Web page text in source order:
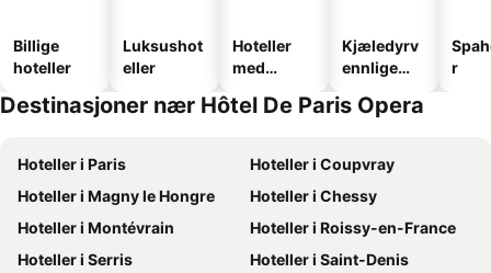
Billige
hoteller
Luksushot
eller
Hoteller
med
Kjæledyrv
ennlige
r
Destinasjoner nær Hôtel De Paris Opera
Hoteller i Paris
Hoteller i Coupvray
Hoteller i Magny le Hongre
Hoteller i Chessy
Hoteller i Montévrain
Hoteller i Roissy-en-France
Hoteller i Serris
Hoteller i Saint-Denis